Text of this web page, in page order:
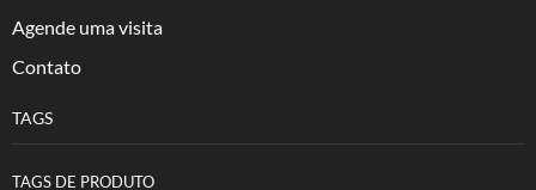
Agende uma visita
Contato
TAGS
TAGS DE PRODUTO